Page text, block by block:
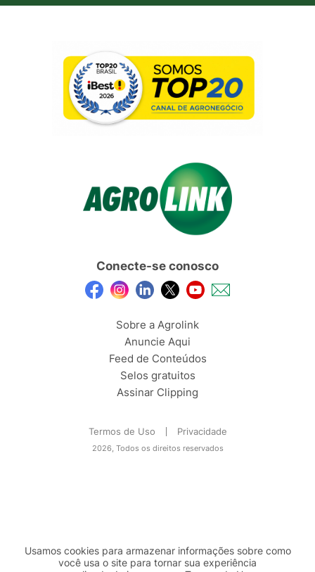
Conecte-se conosco
Sobre a Agrolink
Anuncie Aqui
Feed de Conteúdos
Selos gratuitos
Assinar Clipping
Termos de Uso Privacidade
2026, Todos os direitos reservados
Usamos cookies para armazenar informações sobre como
você usa o site para tornar sua experiência